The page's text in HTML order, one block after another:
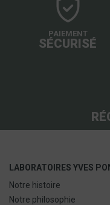
PAIEMENT
SÉCURISÉ
LABORATOIRES YVES
Notre histoire
Notre philosophie